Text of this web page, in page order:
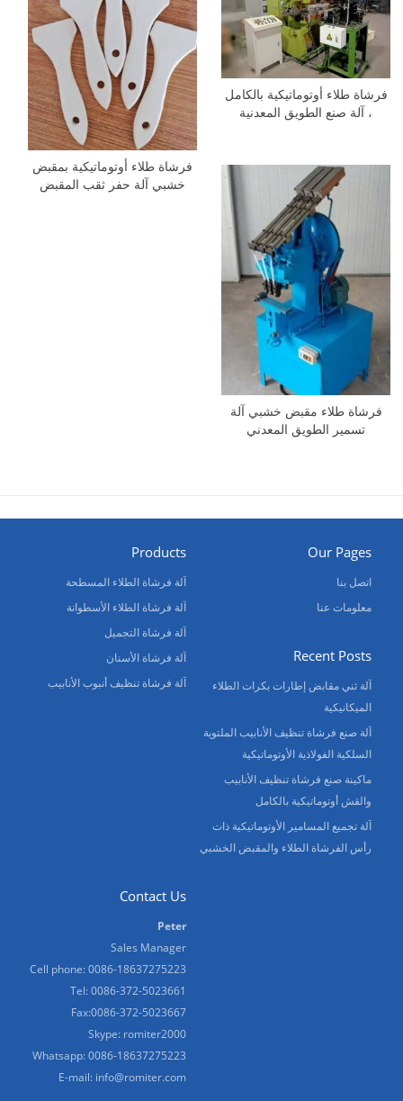
فرشاة طلاء أوتوماتيكية بمقبض
خشبي آلة حفر ثقب المقبض
فرشاة طلاء أوتوماتيكية بالكامل
، آلة صنع الطويق المعدنية
فرشاة طلاء مقبض خشبي آلة
تسمير الطويق المعدني
Products
آلة فرشاة الطلاء المسطحة
آلة فرشاة الطلاء الأسطوانة
آلة فرشاة التجميل
آلة فرشاة الأسنان
آلة فرشاة تنظيف أنبوب الأنابيب
Our Pages
اتصل بنا
معلومات عنا
Recent Posts
آلة ثني مقابض إطارات بكرات الطلاء
الميكانيكية
آلة صنع فرشاة تنظيف الأنابيب الملتوية
السلكية الفولاذية الأوتوماتيكية
ماكينة صنع فرشاة تنظيف الأنابيب
والقش أوتوماتيكية بالكامل
آلة تجميع المسامير الأوتوماتيكية ذات
رأس الفرشاة الطلاء والمقبض الخشبي
Contact Us
Peter
Sales Manager
Cell phone: 0086-18637275223
Tel: 0086-372-5023661
Fax:0086-372-5023667
Skype: romiter2000
Whatsapp: 0086-18637275223
E-mail: info@romiter.com